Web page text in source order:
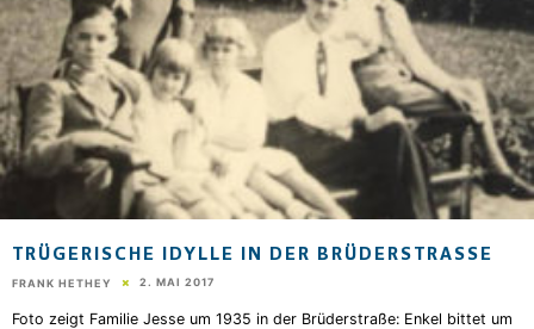
TRÜGERISCHE IDYLLE IN DER BRÜDERSTRASSE
FRANK HETHEY 2. MAI 2017
Foto zeigt Familie Jesse um 1935 in der Brüderstraße: Enkel bittet um